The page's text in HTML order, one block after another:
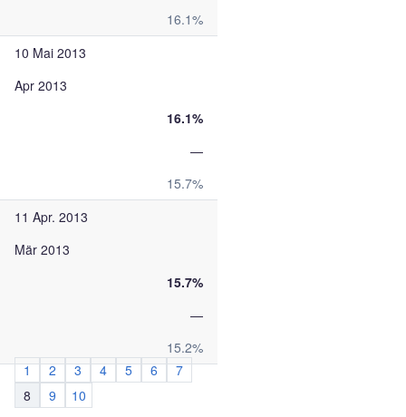
16.1%
10 Mai 2013
Apr 2013
16.1%
—
15.7%
11 Apr. 2013
Mär 2013
15.7%
—
15.2%
1
2 3 4 5 6
7
8
9
10